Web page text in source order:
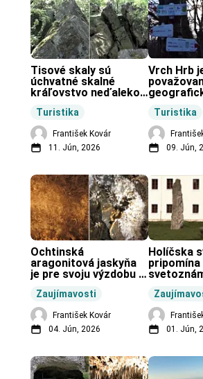
Turistika
Tisové skaly sú
úchvatné skalné
kráľovstvo neďaleko
František Kovár
11. Jún, 2026
Turistika
Vrch Hrb
09. Jún,
Zaujímavosti
Ochtinská
aragonitová jaskyňa
je pre svoju výzdobu
vo svete.
František Kovár
04. Jún, 2026
Holíčska
pripomína
01. Jún,